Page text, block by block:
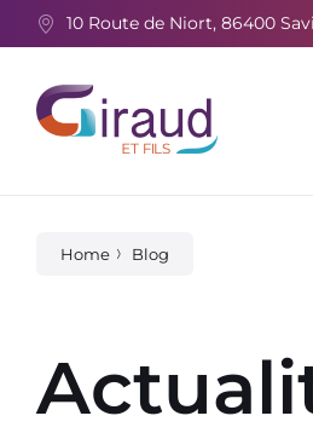
content
main
footer
10 Route de Niort, 86400
Home Blog